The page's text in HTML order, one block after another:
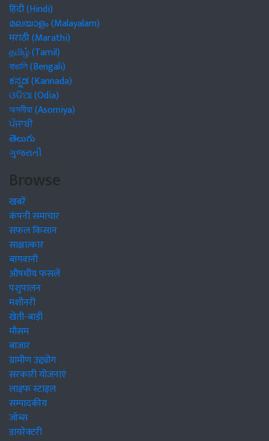
हिंदी (Hindi)
മലയാളം (Malayalam)
मराठी (Marathi)
தமிழ் (Tamil)
বাঙালি (Bengali)
ಕನ್ನಡ (Kannada)
ଓଡିଆ (Odia)
অসমীয়া (Asomiya)
ਪੰਜਾਬੀ
తెలుగు
ગુજરાતી
Browse
खबरें
कंपनी समाचार
सफल किसान
साक्षात्कार
बागवानी
औषधीय फसलें
पशुपालन
मशीनरी
खेती-बाड़ी
मौसम
बाजार
ग्रामीण उद्द्योग
सरकारी योजनाएं
लाइफ स्टाइल
सम्पादकीय
जॉब्स
डायरेक्टरी